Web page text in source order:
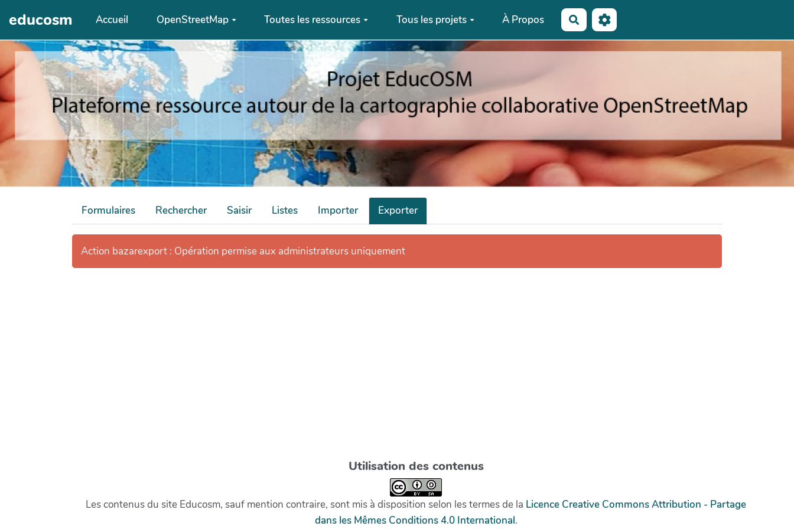
Aller au contenu principal
educosm Accueil OpenStreetMap Toutes les ressources Tous les projets À Propos Rechercher
Formulaires Rechercher Saisir Listes Importer Exporter
Action bazarexport : Opération permise aux administrateurs uniquement
Utilisation des contenus
Les contenus du site Educosm, sauf mention contraire, sont mis à disposition selon les termes de la Licence Creative Commons Attribution - Partage
dans les Mêmes Conditions 4.0 International.